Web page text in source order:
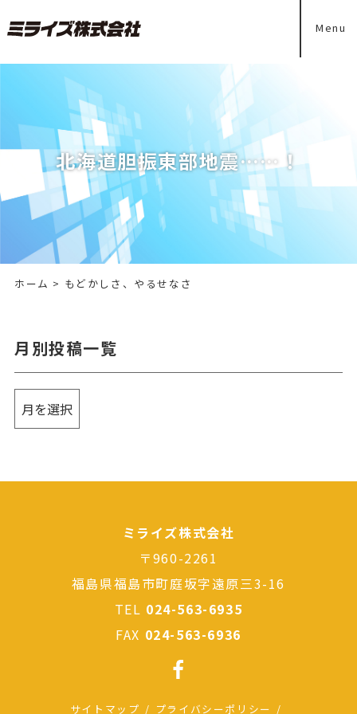
Menu
北海道胆振東部地震……！
ホーム > もどかしさ、やるせなさ
月別投稿一覧
ミライズ株式会社
〒960-2261
福島県福島市町庭坂字遠原三3-16
TEL 024-563-6935
FAX 024-563-6936
サイトマップ プライバシーポリシー